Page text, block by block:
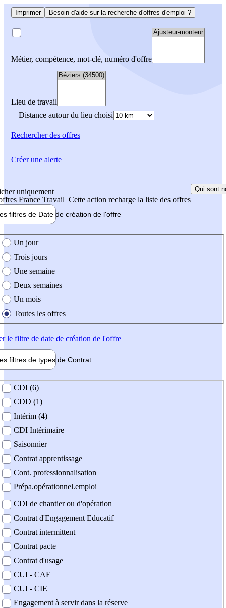
Imprimer Besoin d'aide sur la recherche d'offres d'emploi ?
Métier, compétence, mot-clé, numéro d'offre
Lieu de travail
Distance autour du lieu choisi
Rechercherdes offres
uniquement
France Travail Cette action recharge la liste des offres
Qui sont
filtres de Date de création de l'offre
création de l'offre
Un jour
Trois jours
Une semaine
Deux semaines
Un mois
Toutes les offres
le filtre de date de création de l'offre
filtres de types de Contrat
contrat
CDI (6)
CDD (1)
Intérim (4)
CDI Intérimaire
Saisonnier
Contrat apprentissage
Cont. professionnalisation
Prépa.opérationnel.emploi
CDI de chantier ou d'opération
Contrat d'Engagement Educatif
Contrat intermittent
Contrat pacte
Contrat d'usage
CUI - CAE
CUI - CIE
Engagement à servir dans la réserve
Créer une alerte